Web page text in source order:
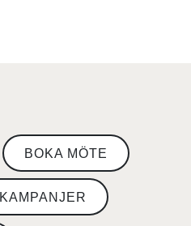
BOKA MÖTE
KAMPANJER